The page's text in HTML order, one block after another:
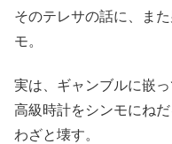
そのテレサの話に、ま
モ。
実は、ギャンブルに嵌っ
高級時計をシンモにね
わざと壊す。